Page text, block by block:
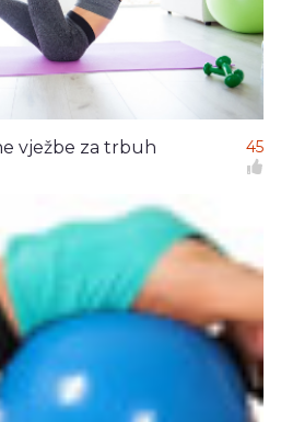
vježbe za trbuh 45